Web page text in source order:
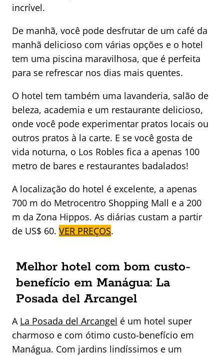
incrível.
De manhã, você pode desfrutar de um café da
manhã delicioso com várias opções e o hotel
tem uma piscina maravilhosa, que é perfeita
para se refrescar nos dias mais quentes.
O hotel tem também uma lavanderia, salão de
beleza, academia e um restaurante delicioso,
onde você pode experimentar pratos locais ou
outros pratos à la carte. E se você gosta de
vida noturna, o Los Robles fica a apenas 100
metro de bares e restaurantes badalados!
A localização do hotel é excelente, a apenas
700 m do Metrocentro Shopping Mall e a 200
m da Zona Hippos. As diárias custam a partir
de US$ 60. VER PREÇOS.
Melhor hotel com bom custo-
benefício em Manágua: La
Posada del Arcangel
A La Posada del Arcangel é um hotel super
charmoso e com ótimo custo-benefício em
Manágua. Com jardins lindíssimos e um